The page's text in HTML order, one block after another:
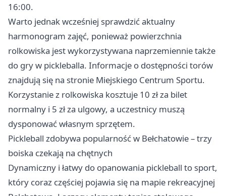
16:00.
Warto jednak wcześniej sprawdzić aktualny
harmonogram zajęć, ponieważ powierzchnia
rolkowiska jest wykorzystywana naprzemiennie także
do gry w pickleballa. Informacje o dostępności torów
znajdują się na stronie Miejskiego Centrum Sportu.
Korzystanie z rolkowiska kosztuje 10 zł za bilet
normalny i 5 zł za ulgowy, a uczestnicy muszą
dysponować własnym sprzętem.
Pickleball zdobywa popularność w Bełchatowie – trzy
boiska czekają na chętnych
Dynamiczny i łatwy do opanowania pickleball to sport,
który coraz częściej pojawia się na mapie rekreacyjnej